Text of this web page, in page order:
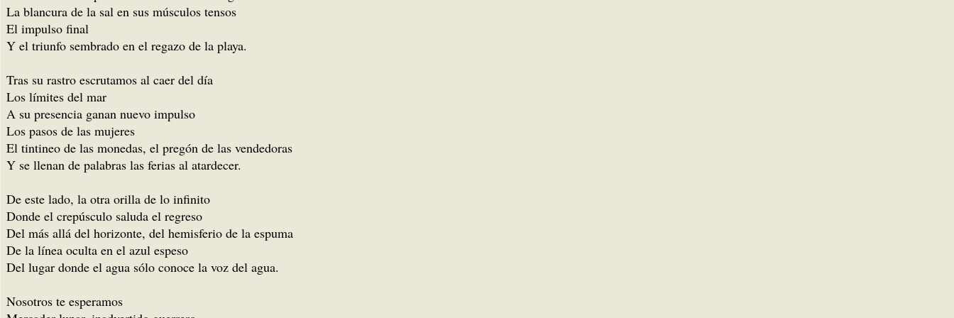
La blancura de la sal en sus músculos tensos
El impulso final
Y el triunfo sembrado en el regazo de la playa.
Tras su rastro escrutamos al caer del día
Los límites del mar
A su presencia ganan nuevo impulso
Los pasos de las mujeres
El tintineo de las monedas, el pregón de las vendedoras
Y se llenan de palabras las ferias al atardecer.
De este lado, la otra orilla de lo infinito
Donde el crepúsculo saluda el regreso
Del más allá del horizonte, del hemisferio de la espuma
De la línea oculta en el azul espeso
Del lugar donde el agua sólo conoce la voz del agua.
Nosotros te esperamos